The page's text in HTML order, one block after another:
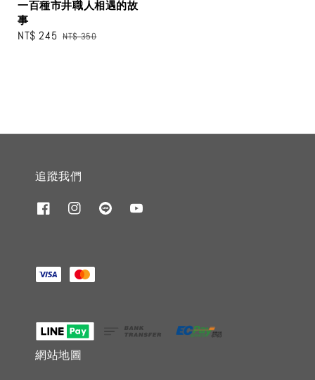
一百種市井職人相遇的故
事
Sale
NT$ 245 Regular
NT$ 350
追蹤我們
網站地圖